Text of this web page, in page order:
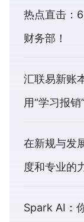
热点直击：
财务部！
汇联易新账
用“学习报销
在新规与发
度和专业的
Spark AI：